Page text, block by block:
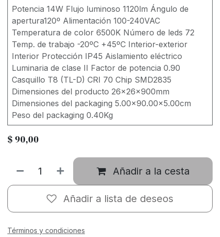
Potencia 14W Flujo luminoso 1120lm Ángulo de
apertura120º Alimentación 100-240VAC
Temperatura de color 6500K Número de leds 72
Temp. de trabajo -20ºC +45ºC Interior-exterior
Interior Protección IP45 Aislamiento eléctrico
Luminaria de clase II Factor de potencia 0.90
Casquillo T8 (TL-D) CRI 70 Chip SMD2835
Dimensiones del producto 26x26x900mm
Dimensiones del packaging 5.00x90.00x5.00cm
Peso del packaging 0.40Kg
$ 90,00
Añadir a la cesta
Añadir a lista de deseos
Términos y condiciones